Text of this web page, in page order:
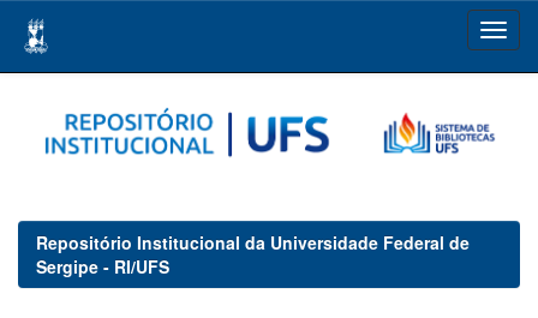
navigation
Repositório Institucional da Universidade Federal de
Sergipe - RI/UFS